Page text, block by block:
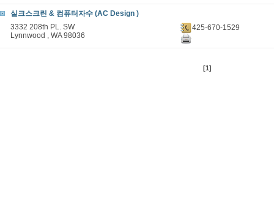
실크스크린 & 컴퓨터자수 (AC Design )
3332 208th PL. SW
Lynnwood , WA 98036
425-670-1529
[1]